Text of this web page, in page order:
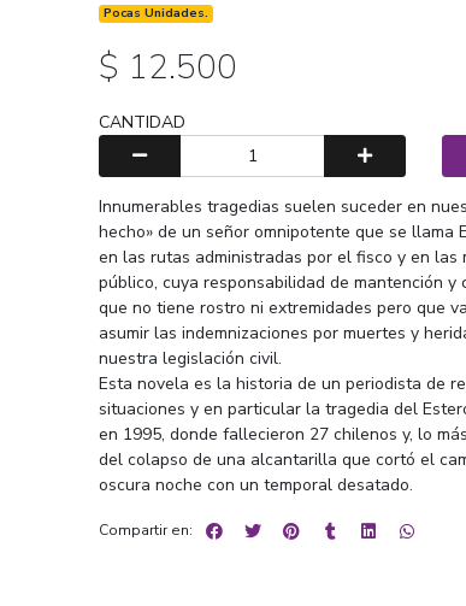
Pocas Unidades.
$ 12.500
CANTIDAD
Innumerables tragedias suelen suceder en
hecho» de un señor omnipotente que se llama
en las rutas administradas por el fisco y en las
público, cuya responsabilidad de mantención
que no tiene rostro ni extremidades pero que
asumir las indemnizaciones por muertes y
nuestra legislación civil.
Esta novela es la historia de un periodista de
situaciones y en particular la tragedia del
en 1995, donde fallecieron 27 chilenos y, lo
del colapso de una alcantarilla que cortó el
oscura noche con un temporal desatado.
Compartir en: